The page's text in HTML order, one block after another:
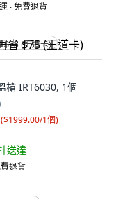
∙ 免費退貨
$75 (王道卡)
槍 IRT6030, 1個
($1999.00/1個)
送達
退貨